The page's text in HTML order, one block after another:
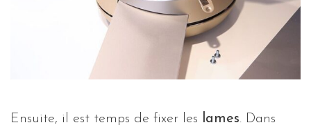
Ensuite, il est temps de fixer les lames. Dans